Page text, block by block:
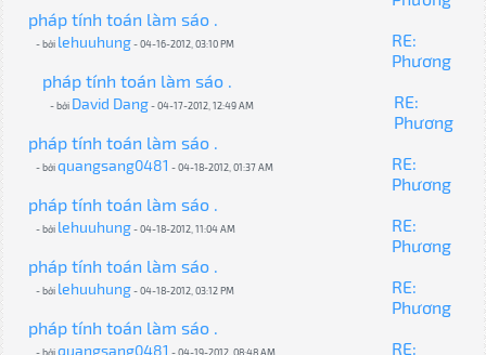
pháp tính toán làm sáo .
- bởi lehuuhung- 04-16-2012, 03:10 PM
RE:
Phương
pháp tính toán làm sáo .
- bởi David Dang- 04-17-2012, 12:49 AM
RE:
Phương
pháp tính toán làm sáo .
- bởiquangsang0481 - 04-18-2012, 01:37 AM
RE:
Phương
pháp tính toán làm sáo .
- bởi lehuuhung- 04-18-2012, 11:04 AM
RE:
Phương
pháp tính toán làm sáo .
- bởi lehuuhung- 04-18-2012, 03:12 PM
RE:
Phương
pháp tính toán làm sáo .
quangsang0481
RE: